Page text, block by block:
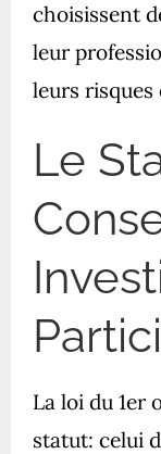
choisissent
leur
leurs risques
Le
La loi du 1er
statut: celui